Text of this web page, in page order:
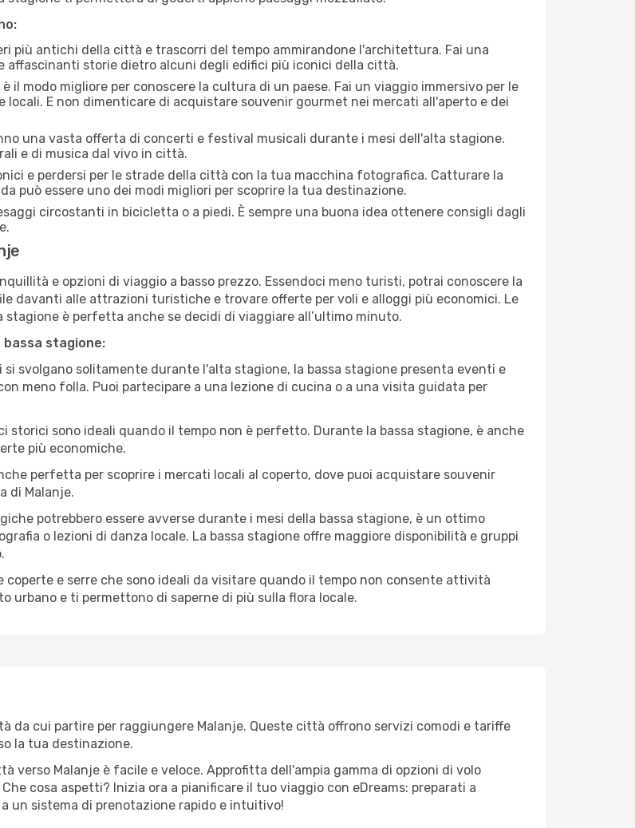
più antichi della città e trascorri del tempo ammirandone l'architettura. Fai una
affascinanti storie dietro alcuni degli edifici più iconici della città.
il modo migliore per conoscere la cultura di un paese. Fai un viaggio immersivo per le
E non dimenticare di acquistare souvenir gourmet nei mercati all'aperto e dei
una vasta offerta di concerti e festival musicali durante i mesi dell'alta stagione.
e di musica dal vivo in città.
e perdersi per le strade della città con la tua macchina fotografica. Catturare la
può essere uno dei modi migliori per scoprire la tua destinazione.
circostanti in bicicletta o a piedi. È sempre una buona idea ottenere consigli dagli
e opzioni di viaggio a basso prezzo. Essendoci meno turisti, potrai conoscere la
davanti alle attrazioni turistiche e trovare offerte per voli e alloggi più economici. Le
è perfetta anche se decidi di viaggiare all’ultimo minuto.
stagione:
svolgano solitamente durante l'alta stagione, la bassa stagione presenta eventi e
meno folla. Puoi partecipare a una lezione di cucina o a una visita guidata per
storici sono ideali quando il tempo non è perfetto. Durante la bassa stagione, è anche
più economiche.
perfetta per scoprire i mercati locali al coperto, dove puoi acquistare souvenir
di Malanje.
potrebbero essere avverse durante i mesi della bassa stagione, è un ottimo
o lezioni di danza locale. La bassa stagione offre maggiore disponibilità e gruppi
coperte e serre che sono ideali da visitare quando il tempo non consente attività
urbano e ti permettono di saperne di più sulla flora locale.
da cui partire per raggiungere Malanje. Queste città offrono servizi comodi e tariffe
la tua destinazione.
verso Malanje è facile e veloce. Approfitta dell'ampia gamma di opzioni di volo
cosa aspetti? Inizia ora a pianificare il tuo viaggio con eDreams: preparati a
un sistema di prenotazione rapido e intuitivo!